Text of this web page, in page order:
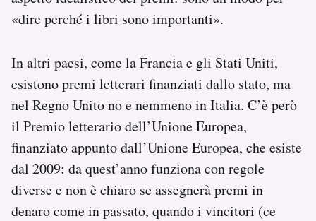
«dire perché i libri sono importanti».
In altri paesi, come la Francia e gli Stati Uniti,
esistono premi letterari finanziati dallo stato, ma
nel Regno Unito no e nemmeno in Italia. C’è però
il Premio letterario dell’Unione Europea,
finanziato appunto dall’Unione Europea, che esiste
dal 2009: da quest’anno funziona con regole
diverse e non è chiaro se assegnerà premi in
denaro come in passato, quando i vincitori (ce